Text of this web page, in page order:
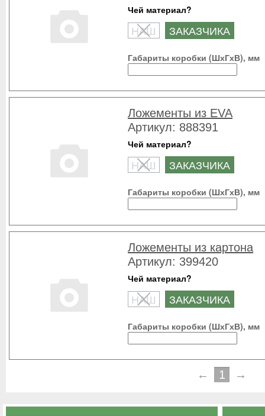
Чей материал?
НАШ ЗАКАЗЧИКА
Габариты коробки (ШхГхВ), мм
Ложементы из EVA
Артикул: 888391
Чей материал?
НАШ ЗАКАЗЧИКА
Габариты коробки (ШхГхВ), мм
Ложементы из картона
Артикул: 399420
Чей материал?
НАШ ЗАКАЗЧИКА
Габариты коробки (ШхГхВ), мм
← 1 →